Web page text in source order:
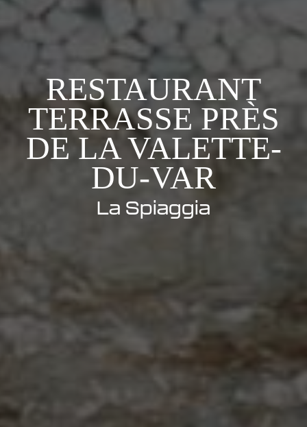
RESTAURANT
TERRASSE PRÈS
DE LA VALETTE-
DU-VAR
La Spiaggia